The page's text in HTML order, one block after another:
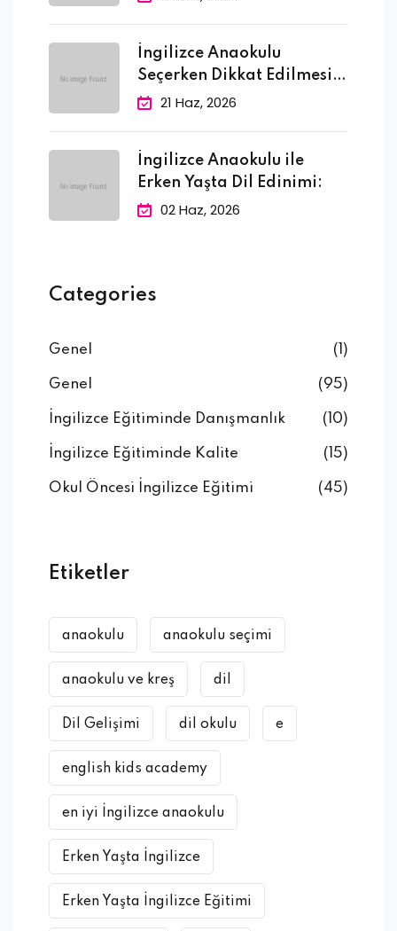
İngilizce Anaokulu
Seçerken Dikkat Edilmesi
Gereken 10
21 Haz, 2026
İngilizce Anaokulu ile
Erken Yaşta Dil Edinimi:
02 Haz, 2026
Categories
Genel (1)
Genel (95)
İngilizce Eğitiminde Danışmanlık (10)
İngilizce Eğitiminde Kalite (15)
Okul Öncesi İngilizce Eğitimi (45)
Etiketler
anaokulu anaokulu seçimi
anaokulu ve kreş dil
Dil Gelişimi dil okulu e
english kids academy
en iyi İngilizce anaokulu
Erken Yaşta İngilizce
Erken Yaşta İngilizce Eğitimi